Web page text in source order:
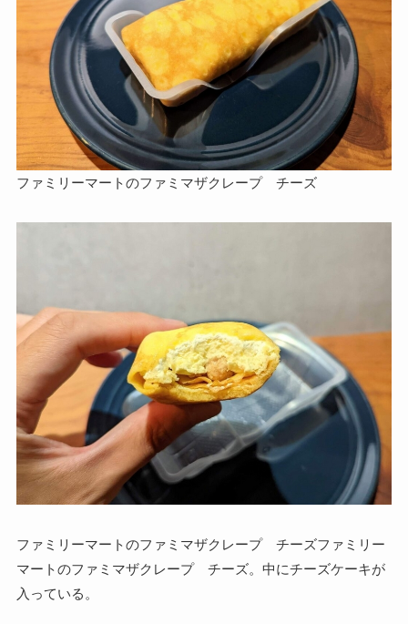
ファミリーマートのファミマザクレープ チーズ
ファミリーマートのファミマザクレープ チーズファミリー
マートのファミマザクレープ チーズ。中にチーズケーキが
入っている。